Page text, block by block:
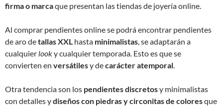
firmao marcaque presentan las tiendas de joyería online.
Al comprar pendientes online se podrá encontrar pendientes
de aro detallas XXL hasta minimalistas, se adaptarán a
cualquier looky cualquier temporada. Esto es que se
convierten en versátilesy decarácter atemporal.
Otra tendencia son los pendientes discretosy minimalistas
con detalles ydiseños con piedras y circonitas de coloresque